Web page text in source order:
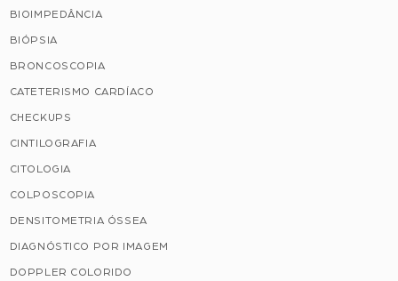
BIOIMPEDÂNCIA
BIÓPSIA
BRONCOSCOPIA
CATETERISMO CARDÍACO
CHECKUPS
CINTILOGRAFIA
CITOLOGIA
COLPOSCOPIA
DENSITOMETRIA ÓSSEA
DIAGNÓSTICO POR IMAGEM
DOPPLER COLORIDO